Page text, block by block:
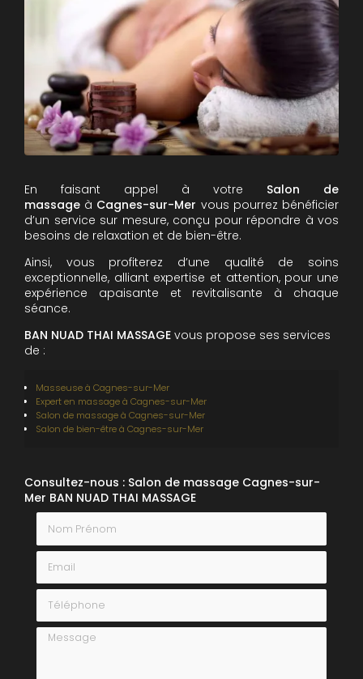
En faisant appel à votre Salon de
massage à Cagnes-sur-Mer vous pourrez bénéficier
d’un service sur mesure, conçu pour répondre à vos
besoins de relaxation et de bien-être.
Ainsi, vous profiterez d’une qualité de soins
exceptionnelle, alliant expertise et attention, pour une
expérience apaisante et revitalisante à chaque
séance.
BAN NUAD THAI MASSAGE vous propose ses services
de :
Masseuse à Cagnes-sur-Mer
Expert en massage à Cagnes-sur-Mer
Salon de massage à Cagnes-sur-Mer
Salon de bien-être à Cagnes-sur-Mer
Consultez-nous : Salon de massage Cagnes-sur-
Mer BAN NUAD THAI MASSAGE
Nom Prénom
Email
Téléphone
Message